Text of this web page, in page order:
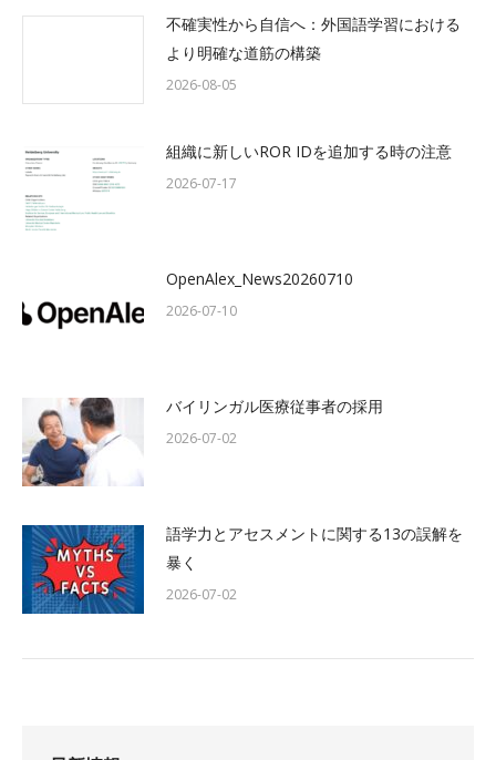
不確実性から自信へ：外国語学習における
より明確な道筋の構築
2026-08-05
組織に新しいROR IDを追加する時の注意
2026-07-17
OpenAlex_News20260710
2026-07-10
バイリンガル医療従事者の採用
2026-07-02
語学力とアセスメントに関する13の誤解を
暴く
2026-07-02